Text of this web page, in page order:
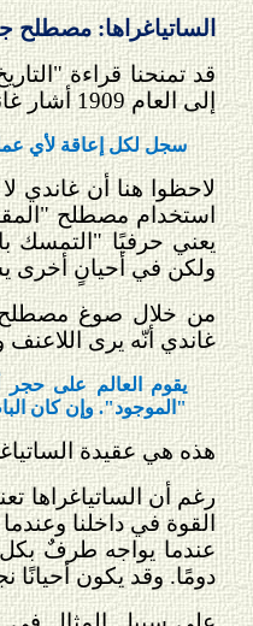
الساتياغراها: مصطلح
قد تمنحنا قراءة
إلى العام 1909 أشار غاندي إلى أن التاريخ الذي نختبره
سجل لكل إعاقة لأي عمل
لاحظوا هنا أن غاندي
استخدام مصطلح
يعني حرفيًا "التمسك
ولكن في أحيانٍ أخرى
من خلال صوغ مصطلح
غاندي أنّه يرى اللاعنف
يقوم العالم على حجر
"الموجود". وإن كان
هذه هي عقيدة
رغم أن الساتياغراها
القوة في داخلنا
عندما يواجه طرفٌ
دومًا. وقد يكون أحيانًا